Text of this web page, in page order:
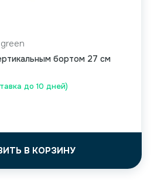
до 10 дней)
бортом 27 см
В КОРЗИНУ